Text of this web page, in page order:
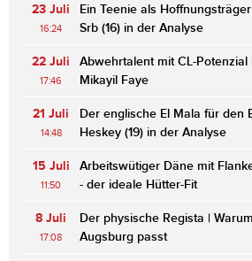
23 Juli
16:24
Ein Teenie als
Srb (16) in der Analyse
22 Juli
17:46
Abwehrtalent mit CL-
Mikayil Faye
21 Juli
14:48
Der englische El Mala für den
Heskey (19) in der Analyse
15 Juli
11:50
Arbeitswütiger Däne mit
- der ideale Hütter-Fit
8 Juli
17:08
Der physische Regista |
Augsburg passt